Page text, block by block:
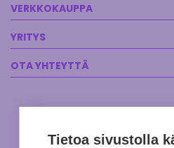
VERKKOKAUPPA
YRITYS
OTA YHTEYTTÄ
Tietoa sivustolla